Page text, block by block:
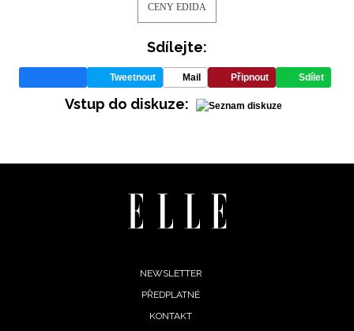
CENY EDIDA
Sdílejte:
Tweetnout Mail Připnout Sdílet
Vstup do diskuze:
NEWSLETTER
PŘEDPLATNÉ
KONTAKT